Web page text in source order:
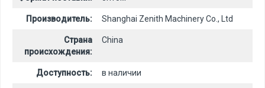
Производитель: Shanghai Zenith Machinery Co., Ltd
Страна
происхождения:
China
Доступность: в наличии